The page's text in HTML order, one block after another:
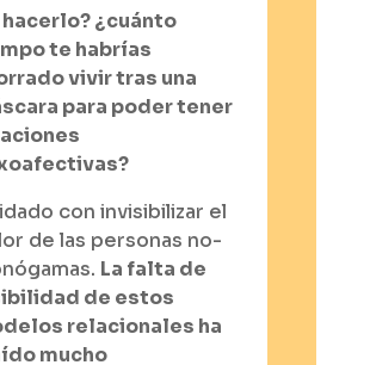
¿cuánto
te habrías
vivir tras una
para poder tener
con invisibilizar el
de las personas no-
La falta de
de estos
relacionales ha
mucho